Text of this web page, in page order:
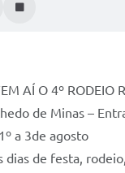
AÍ O 4º RODEIO
de Minas –
a 3de agosto
dias de festa,